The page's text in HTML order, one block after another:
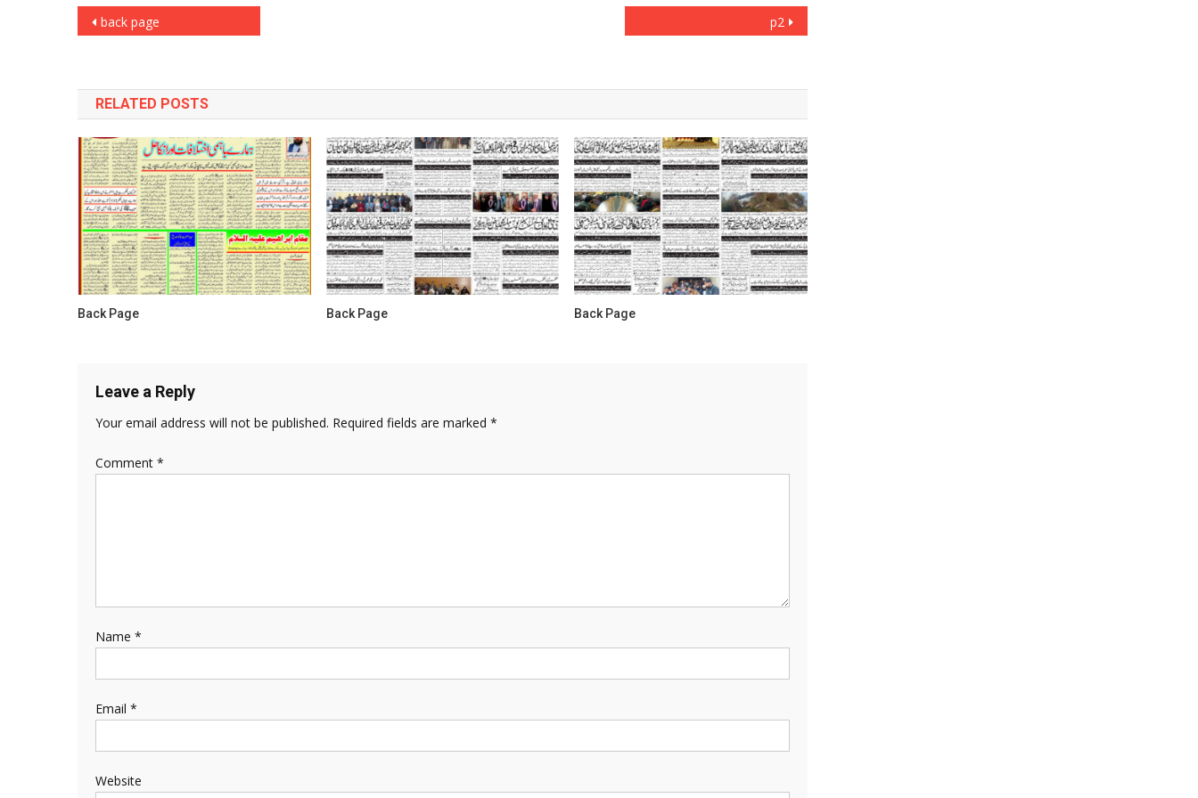
Post
back page p2
RELATED POSTS
Back Page Back Page Back Page
Leave a Reply
Your email address will not be published. Required fields are marked *
Comment *
Name *
Email *
Website